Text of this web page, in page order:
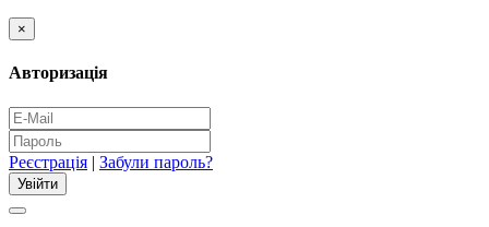
×
Авторизація
Реєстрація | Забули пароль?